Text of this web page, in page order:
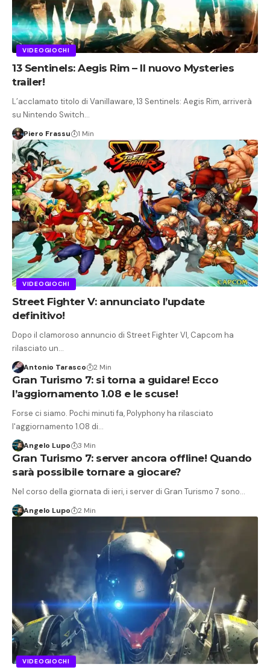
VIDEOGIOCHI
13 Sentinels: Aegis Rim – Il nuovo Mysteries
trailer!
L’acclamato titolo di Vanillaware, 13 Sentinels: Aegis Rim, arriverà
su Nintendo Switch…
Piero Frassu 1 Min
VIDEOGIOCHI
Street Fighter V: annunciato l’update
definitivo!
Dopo il clamoroso annuncio di Street Fighter VI, Capcom ha
rilasciato un…
Antonio Tarasco 2 Min
Gran Turismo 7: si torna a guidare! Ecco
l’aggiornamento 1.08 e le scuse!
Forse ci siamo. Pochi minuti fa, Polyphony ha rilasciato
l'aggiornamento 1.08 di…
Angelo Lupo 3 Min
Gran Turismo 7: server ancora offline! Quando
sarà possibile tornare a giocare?
Nel corso della giornata di ieri, i server di Gran Turismo 7 sono…
Angelo Lupo 2 Min
VIDEOGIOCHI